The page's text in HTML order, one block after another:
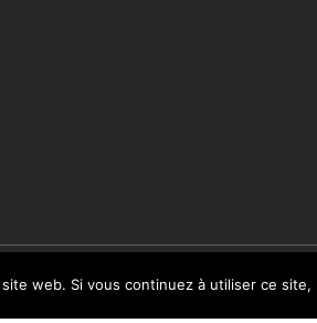
web. Si vous continuez à utiliser ce